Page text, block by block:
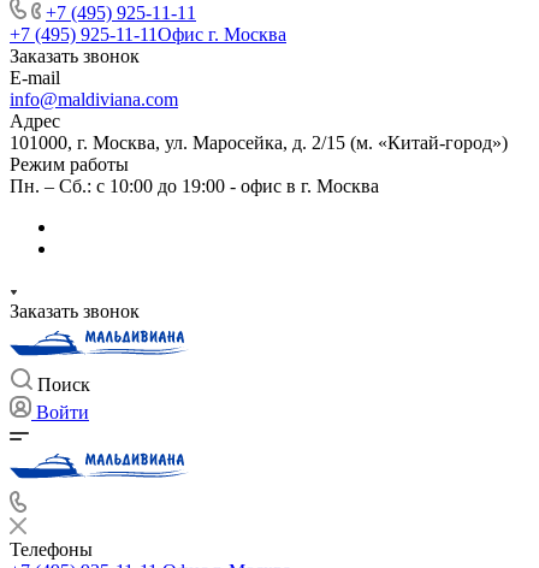
+7 (495) 925-11-11
+7 (495) 925-11-11Офис г. Москва
Заказать звонок
E-mail
info@maldiviana.com
Адрес
101000, г. Москва, ул. Маросейка, д. 2/15 (м. «Китай-город»)
Режим работы
Пн. – Сб.: с 10:00 до 19:00 - офис в г. Москва
Заказать звонок
Поиск
Войти
Телефоны